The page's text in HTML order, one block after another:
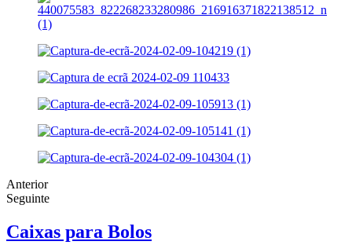
Anterior
Seguinte
Caixas para Bolos